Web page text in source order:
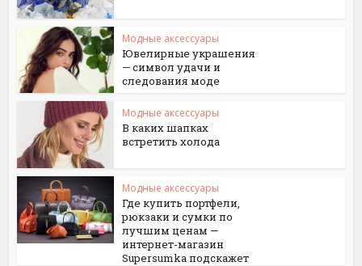
Модные аксессуары
Ювелирные украшения
— символ удачи и
следования моде
Модные аксессуары
В каких шапках
встретить холода
Модные аксессуары
Где купить портфели,
рюкзаки и сумки по
лучшим ценам —
интернет-магазин
Supersumka подскажет